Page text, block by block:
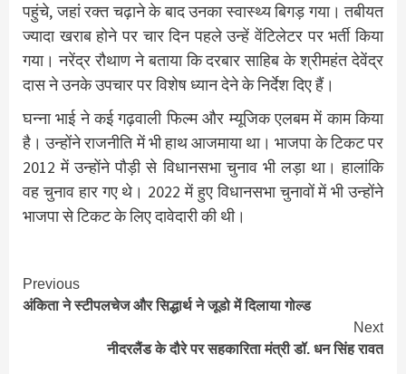
पहुंचे, जहां रक्त चढ़ाने के बाद उनका स्वास्थ्य बिगड़ गया। तबीयत
ज्यादा खराब होने पर चार दिन पहले उन्हें वेंटिलेटर पर भर्ती किया
गया। नरेंद्र रौथाण ने बताया कि दरबार साहिब के श्रीमहंत देवेंद्र
दास ने उनके उपचार पर विशेष ध्यान देने के निर्देश दिए हैं।
घन्ना भाई ने कई गढ़वाली फिल्म और म्यूजिक एलबम में काम किया
है। उन्होंने राजनीति में भी हाथ आजमाया था। भाजपा के टिकट पर
2012 में उन्होंने पौड़ी से विधानसभा चुनाव भी लड़ा था। हालांकि
वह चुनाव हार गए थे। 2022 में हुए विधानसभा चुनावों में भी उन्होंने
भाजपा से टिकट के लिए दावेदारी की थी।
Continue
Reading
Previous
अंकिता ने स्टीपलचेज और सिद्धार्थ ने जूडो में दिलाया गोल्ड
Next
नीदरलैंड के दौरे पर सहकारिता मंत्री डॉ. धन सिंह रावत